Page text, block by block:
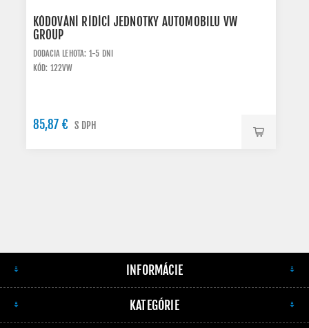
KÓDOVÁNÍ RÍDÍCÍ JEDNOTKY AUTOMOBILU VW
GROUP
DODACIA LEHOTA: 1-5 DNI
KÓD: 122VW
85,87 € S DPH
INFORMÁCIE
KATEGÓRIE